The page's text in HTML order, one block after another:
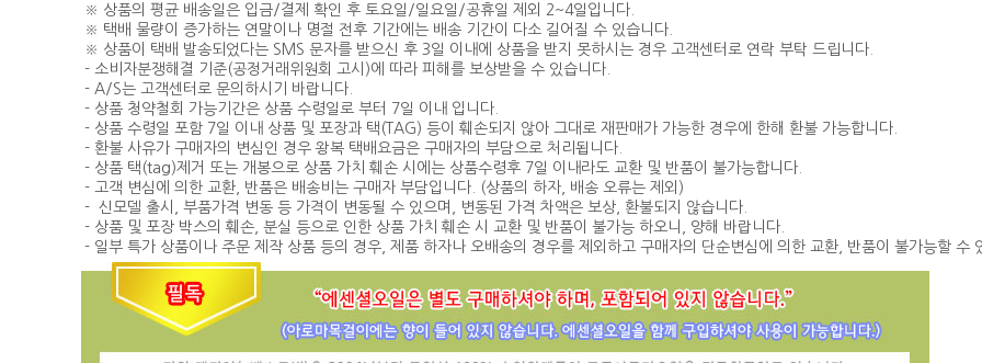
※ 상품의 평균 배송일은 입금/결제 확인 후 토요일/일요일/공휴일 제외 2~4일입니다.
※ 택배 물량이 증가하는 연말이나 명절 전후 기간에는 배송 기간이 다소 길어질 수 있습니다.
※ 상품이 택배 발송되었다는 SMS 문자를 받으신 후 3일 이내에 상품을 받지 못하시는 경우 고객센터로 연락 부탁 드립니다.
- 소비자분쟁해결 기준(공정거래위원회 고시)에 따라 피해를 보상받을 수 있습니다.
- A/S는 고객센터로 문의하시기 바랍니다.
- 상품 청약철회 가능기간은 상품 수령일로 부터 7일 이내 입니다.
- 상품 수령일 포함 7일 이내 상품 및 포장과 택(TAG) 등이 훼손되지 않아 그대로 재판매가 가능한 경우에 한해 환불 가능합니다.
- 환불 사유가 구매자의 변심인 경우 왕복 택배요금은 구매자의 부담으로 처리됩니다.
- 상품 택(tag)제거 또는 개봉으로 상품 가치 훼손 시에는 상품수령후 7일 이내라도 교환 및 반품이 불가능합니다.
- 고객 변심에 의한 교환, 반품은 배송비는 구매자 부담입니다. (상품의 하자, 배송 오류는 제외)
- 신모델 출시, 부품가격 변동 등 가격이 변동될 수 있으며, 변동된 가격 차액은 보상, 환불되지 않습니다.
- 상품 및 포장 박스의 훼손, 분실 등으로 인한 상품 가치 훼손 시 교환 및 반품이 불가능 하오니, 양해 바랍니다.
- 일부 특가 상품이나 주문 제작 상품 등의 경우, 제품 하자나 오배송의 경우를 제외하고 구매자의 단순변심에 의한 교환, 반품이 불가능할 수